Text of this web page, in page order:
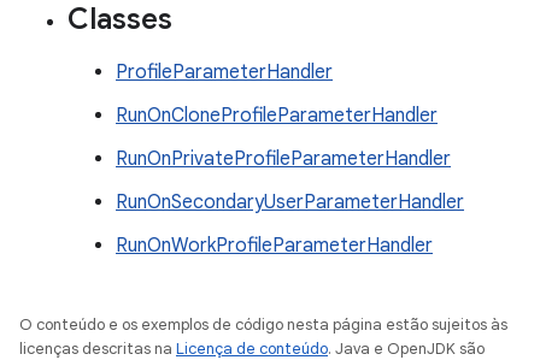
Classes
ProfileParameterHandler
RunOnCloneProfileParameterHandler
RunOnPrivateProfileParameterHandler
RunOnSecondaryUserParameterHandler
RunOnWorkProfileParameterHandler
O conteúdo e os exemplos de código nesta página estão sujeitos às
licenças descritas na Licença de conteúdo. Java e OpenJDK são